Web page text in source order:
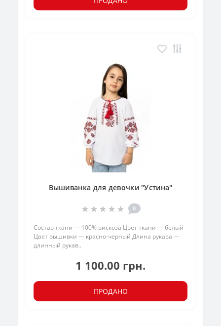
Вышиванка для девочки "Устина"
0
Состав ткани — 100% вискоза Цвет ткани — белый
Цвет вышивки — красно-черный Длина рукава —
длинный рукав..
1 100.00 грн.
ПРОДАНО